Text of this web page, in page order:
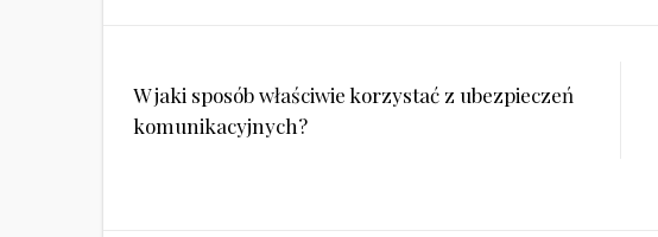
Nawigacja
wpisu
W jaki sposób właściwie korzystać z ubezpieczeń
komunikacyjnych?